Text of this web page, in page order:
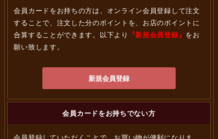
会員カードをお持ちの方は、オンライン会員登録して注文
することで、注文した分のポイントを、お店のポイントに
合算することができます。以下より 『新規会員登録』 をお
願い致します。
新規会員登録
会員カードをお持ちでない方